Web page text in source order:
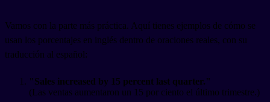
Vamos con la parte más práctica. Aquí tienes ejemplos de cómo se
usan los porcentajes en inglés dentro de oraciones reales, con su
traducción al español:
"Sales increased by 15 percent last quarter."
(Las ventas aumentaron un 15 por ciento el último trimestre.)